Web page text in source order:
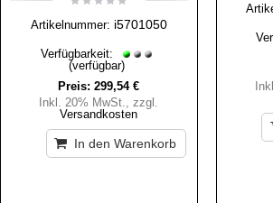
Artikelnummer: i5701050
Verfügbarkeit:
(verfügbar)
Preis: 299,54 €
Inkl. 20% MwSt.,zzgl.
Versandkosten
In den Warenkorb